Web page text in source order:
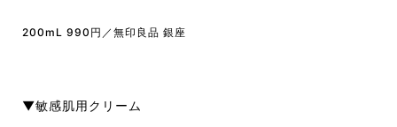
200mL 990円／無印良品 銀座
▼敏感肌用クリーム